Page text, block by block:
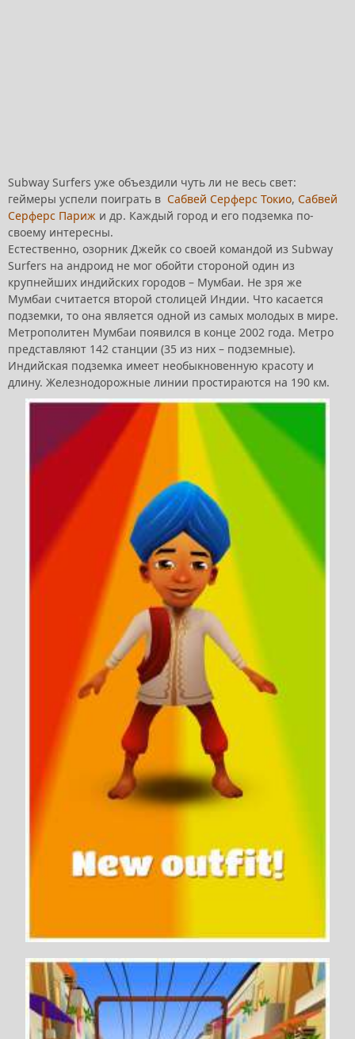
Subway Surfers уже объездили чуть ли не весь свет:
геймеры успели поиграть в Сабвей Серферс Токио, Сабвей
Серферс Париж и др. Каждый город и его подземка по-
своему интересны.
Естественно, озорник Джейк со своей командой из Subway
Surfers на андроид не мог обойти стороной один из
крупнейших индийских городов – Мумбаи. Не зря же
Мумбаи считается второй столицей Индии. Что касается
подземки, то она является одной из самых молодых в мире.
Метрополитен Мумбаи появился в конце 2002 года. Метро
представляют 142 станции (35 из них – подземные).
Индийская подземка имеет необыкновенную красоту и
длину. Железнодорожные линии простираются на 190 км.